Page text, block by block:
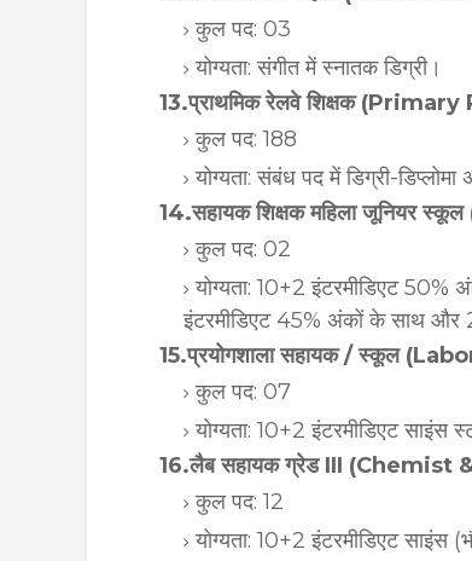
कुल पद: 03
योग्यता: संगीत में स्नातक डिग्री।
13.प्राथमिक रेलवे शिक्षक
कुल पद: 188
योग्यता: संबंध पद में डिग्री-
14.सहायक शिक्षक महिला
कुल पद: 02
योग्यता: 10+2 इंटरमीडिएट
इंटरमीडिएट 45% अंकों के साथ और
15.प्रयोगशाला सहायक / स्कूल
कुल पद: 07
योग्यता: 10+2 इंटरमीडिएट
16.लैब सहायक ग्रेड III
कुल पद: 12
योग्यता: 10+2 इंटरमीडिएट साइंस